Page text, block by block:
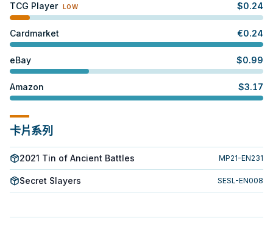
TCG Player LOW $0.24
Cardmarket €0.24
eBay $0.99
Amazon $3.17
卡片系列
2021 Tin of Ancient Battles MP21-EN231
Secret Slayers SESL-EN008